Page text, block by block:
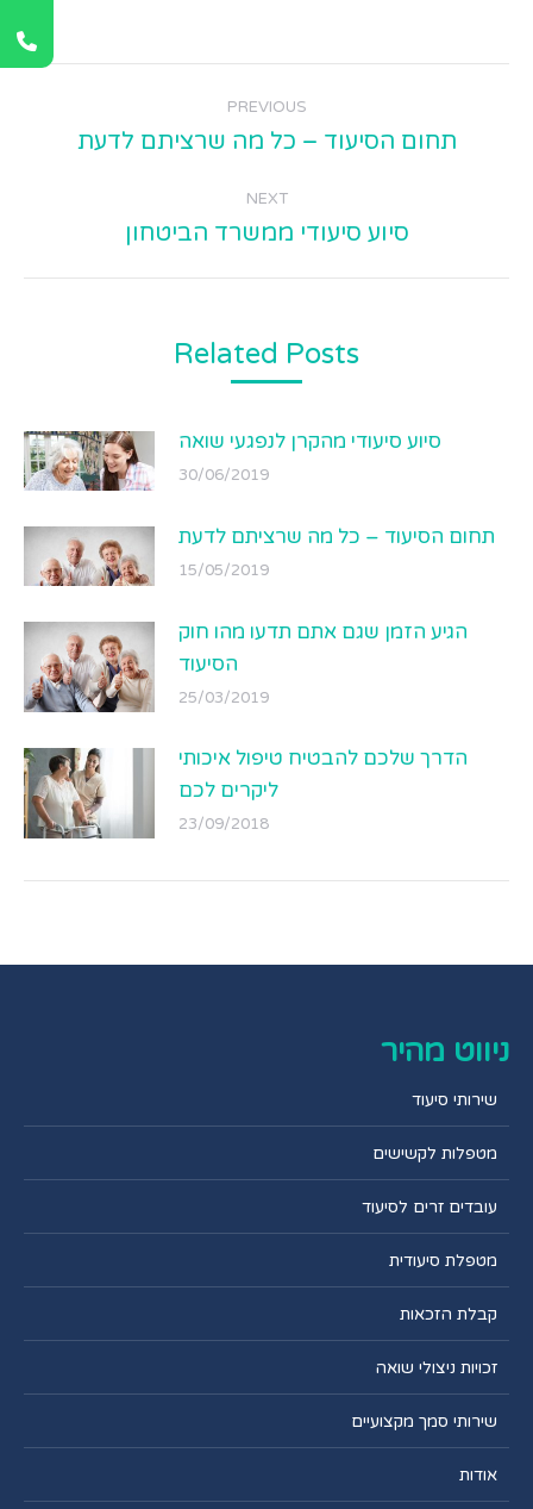
navigation
PREVIOUS
Previous
תחום הסיעוד – כל מה שרציתם לדעת
NEXT
Next
סיוע סיעודי ממשרד הביטחון
Related Posts
סיוע סיעודי מהקרן לנפגעי שואה
30/06/2019
תחום הסיעוד – כל מה שרציתם לדעת
15/05/2019
הגיע הזמן שגם אתם תדעו מהו חוק
הסיעוד
25/03/2019
הדרך שלכם להבטיח טיפול איכותי
ליקרים לכם
23/09/2018
ניווט מהיר
שירותי סיעוד
מטפלות לקשישים
עובדים זרים לסיעוד
מטפלת סיעודית
קבלת הזכאות
זכויות ניצולי שואה
שירותי סמך מקצועיים
אודות